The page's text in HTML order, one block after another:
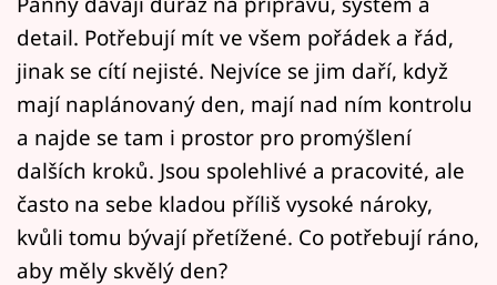
Přihlášení
Sledujte nás
detail. Potřebují mít ve všem pořádek a řád,
jinak se cítí nejisté. Nejvíce se jim daří, když
mají naplánovaný den, mají nad ním kontrolu
a najde se tam i prostor pro promýšlení
dalších kroků. Jsou spolehlivé a pracovité, ale
často na sebe kladou příliš vysoké nároky,
kvůli tomu bývají přetížené. Co potřebují ráno,
aby měly skvělý den?